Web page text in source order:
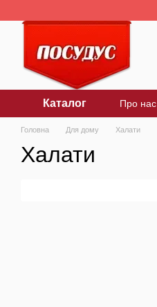
Каталог Про нас
Головна Для дому Халати
Халати